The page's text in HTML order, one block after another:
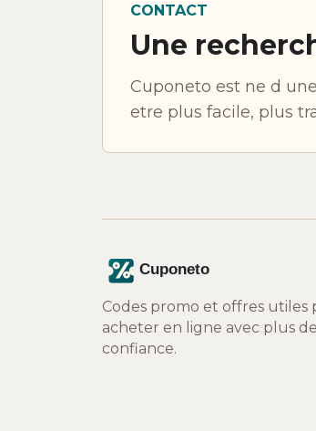
CONTACT
Une
Cuponeto est ne d
etre plus facile, plus
Codes promo et offres utiles
acheter en ligne avec plus de
confiance.